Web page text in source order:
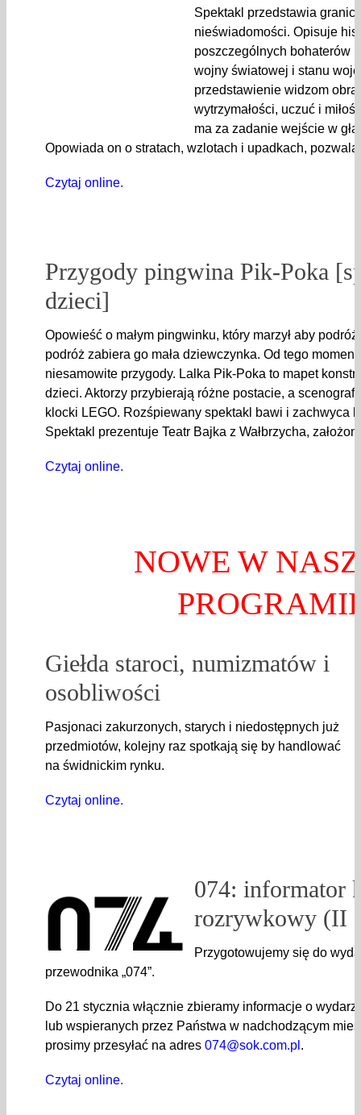
Spektakl przedstawia
nieświadomości. Opisuje
poszczególnych bohaterów
wojny światowej i stanu
przedstawienie widzom
wytrzymałości, uczuć i
ma za zadanie wejście w
Opowiada on o stratach, wzlotach i upadkach,
Czytaj online.
Przygody pingwina Pik-Poka
dzieci]
Opowieść o małym pingwinku, który marzył aby
podróż zabiera go mała dziewczynka. Od tego
niesamowite przygody. Lalka Pik-Poka to mapet
dzieci. Aktorzy przybierają różne postacie, a
klocki LEGO. Rozśpiewany spektakl bawi i zachwyca
Spektakl prezentuje Teatr Bajka z Wałbrzycha,
Czytaj online.
NOWE W
Giełda staroci, numizmatów i
osobliwości
Pasjonaci zakurzonych, starych i niedostępnych już
przedmiotów, kolejny raz spotkają się by handlować
na świdnickim rynku.
Czytaj online.
074: informator
rozrywkowy (II
Przygotowujemy się do
przewodnika „074”.
Do 21 stycznia włącznie zbieramy informacje o
lub wspieranych przez Państwa w nadchodzącym
prosimy przesyłać na adres 074@sok.com.pl .
Czytaj online.